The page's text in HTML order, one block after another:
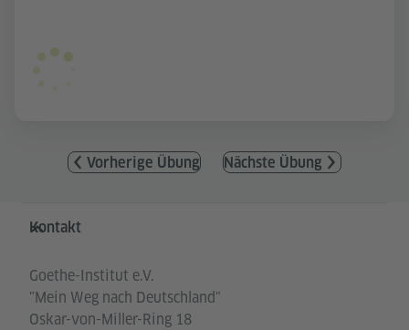
Vorherige Übung Nächste Übung
Service- und Informationsbereich
Kontakt
Goethe-Institut e.V.
"Mein Weg nach Deutschland"
Oskar-von-Miller-Ring 18